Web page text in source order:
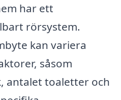
har ett
rörsystem.
kan variera
såsom
antalet toaletter och